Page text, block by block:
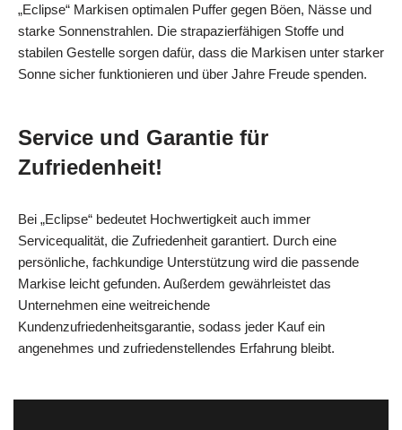
„Eclipse“ Markisen optimalen Puffer gegen Böen, Nässe und
starke Sonnenstrahlen. Die strapazierfähigen Stoffe und
stabilen Gestelle sorgen dafür, dass die Markisen unter starker
Sonne sicher funktionieren und über Jahre Freude spenden.
Service und Garantie für
Zufriedenheit!
Bei „Eclipse“ bedeutet Hochwertigkeit auch immer
Servicequalität, die Zufriedenheit garantiert. Durch eine
persönliche, fachkundige Unterstützung wird die passende
Markise leicht gefunden. Außerdem gewährleistet das
Unternehmen eine weitreichende
Kundenzufriedenheitsgarantie, sodass jeder Kauf ein
angenehmes und zufriedenstellendes Erfahrung bleibt.